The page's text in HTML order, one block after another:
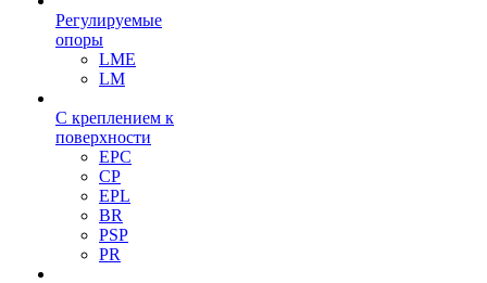
Регулируемые
опоры
LME
LM
С креплением к
поверхности
EPC
CP
EPL
BR
PSP
PR